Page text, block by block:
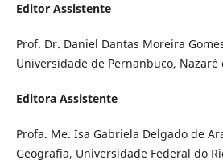
Editor Assistente
Prof. Dr. Daniel Dantas Moreira
Universidade de Pernanbuco, Nazaré
Editora Assistente
Profa. Me. Isa Gabriela Delgado de
Geografia, Universidade Federal do